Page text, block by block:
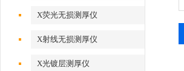
X荧光无损测厚仪
X射线无损测厚仪
X光镀层测厚仪